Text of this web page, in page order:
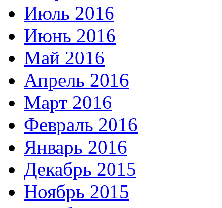
Июль 2016
Июнь 2016
Май 2016
Апрель 2016
Март 2016
Февраль 2016
Январь 2016
Декабрь 2015
Ноябрь 2015